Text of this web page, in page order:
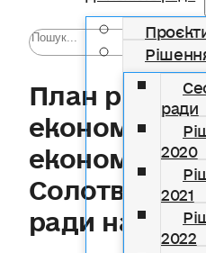
ради
2020
2021
2022
План роботи
економіки
ради на